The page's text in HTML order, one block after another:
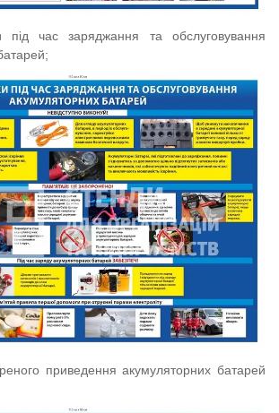
під час заряджання та обслуговування
приведення акумуляторних батарей